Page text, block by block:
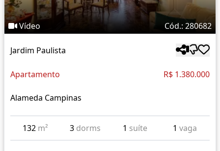
Vídeo Cód.: 280682
Jardim Paulista
Apartamento R$ 1.380.000
Alameda Campinas
132 m² 3 dorms 1 suíte 1 vaga